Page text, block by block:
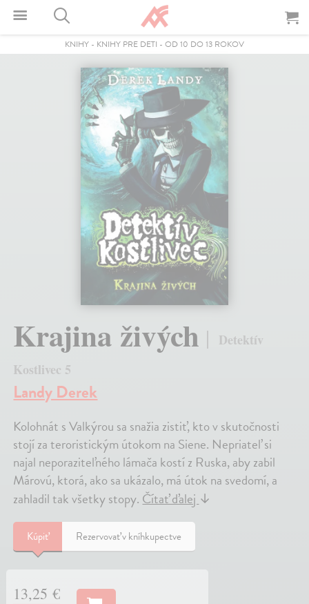
KNIHY - KNIHY PRE DETI - OD 10 DO 13 ROKOV
Krajina živých
Detektív
Kostlivec 5
Landy Derek
Kolohnát s Valkýrou sa snažia zistiť, kto v skutočnosti
stojí za teroristickým útokom na Siene. Nepriateľ si
najal neporaziteľného lámača kostí z Ruska, aby zabil
Márovú, ktorá, ako sa ukázalo, má útok na svedomí, a
zahladil tak všetky stopy.Čítať ďalej↓
Kúpiť Rezervovať v kníhkupectve
13,25 €